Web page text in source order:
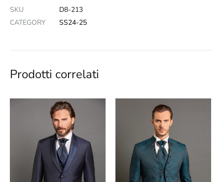
SKU
D8-213
CATEGORY
SS24-25
Prodotti correlati